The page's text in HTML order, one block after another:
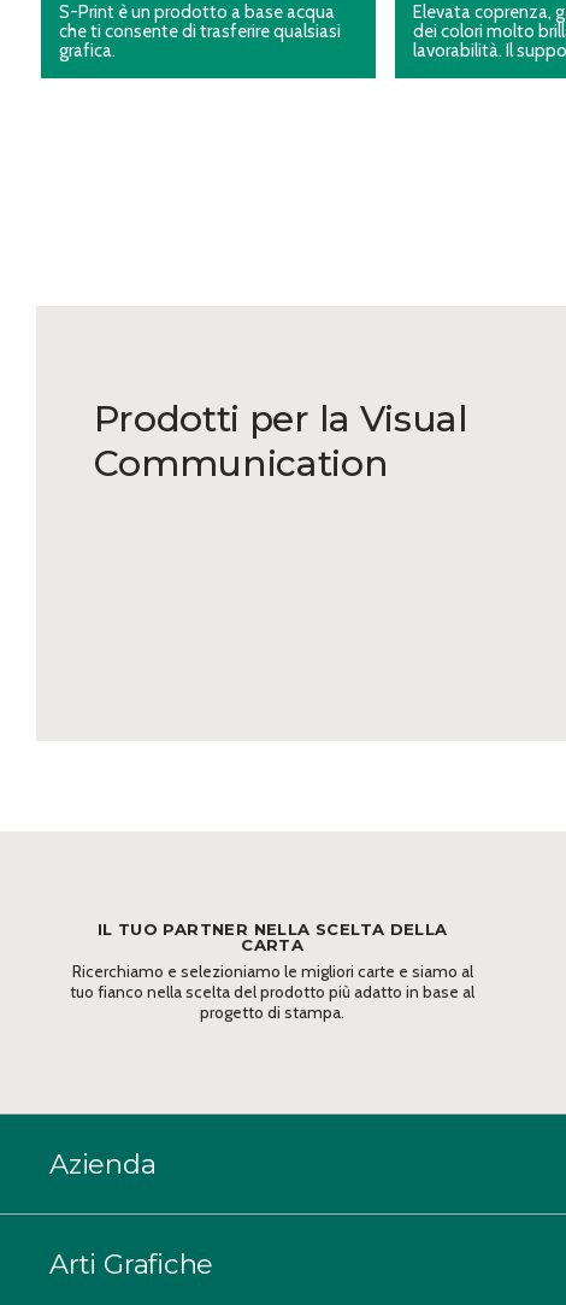
S-Print è un prodotto a base acqua
che ti consente di trasferire qualsiasi
grafica.
Elevata coprenza,
dei colori molto
lavorabilità. Il
Prodotti per la Visual
Communication
IL TUO PARTNER NELLA SCELTA DELLA
CARTA
Ricerchiamo e selezioniamo le migliori carte e siamo al
tuo fianco nella scelta del prodotto più adatto in base al
progetto di stampa.
Azienda
Arti Grafiche